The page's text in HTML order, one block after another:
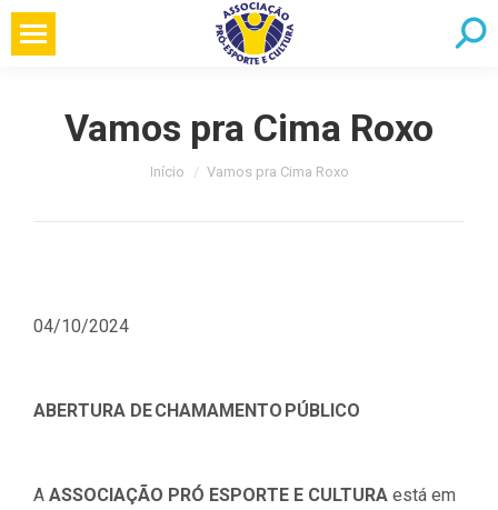
Pular
para
Vamos pra Cima Roxo
Você está aqui:
Início Vamos pra Cima Roxo
04/10/2024
ABERTURA DE CHAMAMENTO PÚBLICO
A ASSOCIAÇÃO PRÓ ESPORTE E CULTURA está em